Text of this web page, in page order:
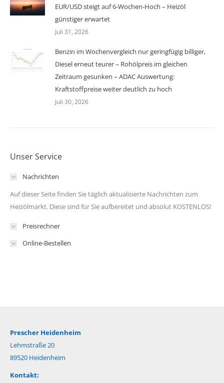
EUR/USD steigt auf 6-Wochen-Hoch – Heizöl
günstiger erwartet
Juli 31, 2026
Benzin im Wochenvergleich nur geringfügig billiger,
Diesel erneut teurer – Rohölpreis im gleichen
Zeitraum gesunken – ADAC Auswertung:
Kraftstoffpreise weiter deutlich zu hoch
Juli 30, 2026
Unser Service
Nachrichten
Auf dieser Seite finden Sie täglich aktualisierte Nachrichten zum
Heizölmarkt. Diese sind für Sie aufbereitet und absolut KOSTENLOS!
Preisrechner
Online-Bestellen
Prescher Heidenheim
Lehmstraße 20
89520 Heidenheim
Kontakt: